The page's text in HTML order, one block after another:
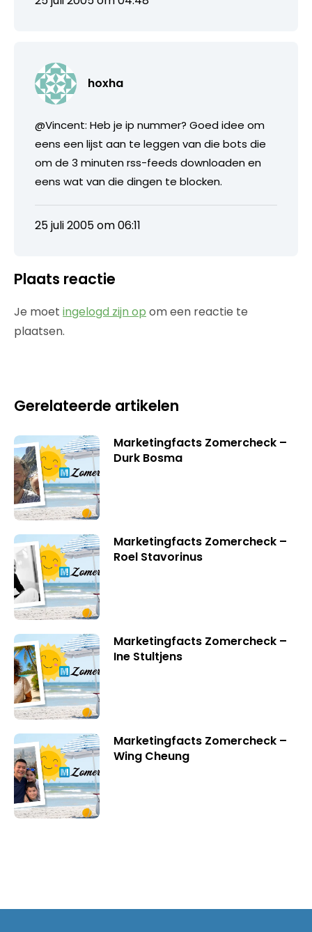
hoxha
@Vincent: Heb je ip nummer? Goed idee om
eens een lijst aan te leggen van die bots die
om de 3 minuten rss-feeds downloaden en
eens wat van die dingen te blocken.
25 juli 2005 om 06:11
Plaats reactie
Je moet ingelogd zijn op om een reactie te
plaatsen.
Gerelateerde artikelen
Marketingfacts Zomercheck –
Durk Bosma
Marketingfacts Zomercheck –
Roel Stavorinus
Marketingfacts Zomercheck –
Ine Stultjens
Marketingfacts Zomercheck –
Wing Cheung